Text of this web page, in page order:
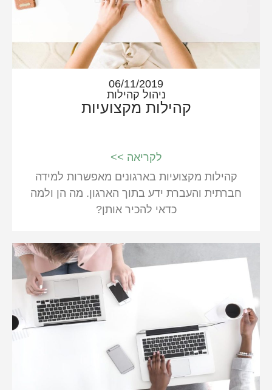
06/11/2019
ניהול קהילות
קהילות מקצועיות
קהילות מקצועיות בארגונים מאפשרות למידה
חברתית והעברת ידע בתוך הארגון. מה הן ולמה
כדאי להכיר אותן?
לקריאה >>